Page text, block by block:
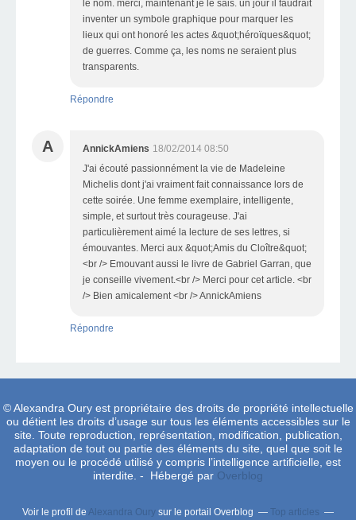
le nom. merci, maintenant je le sais. un jour il faudrait
inventer un symbole graphique pour marquer les
lieux qui ont honoré les actes &quot;héroïques&quot;
de guerres. Comme ça, les noms ne seraient plus
transparents.
Répondre
A AnnickAmiens 18/02/2014 08:50
J'ai écouté passionnément la vie de Madeleine
Michelis dont j'ai vraiment fait connaissance lors de
cette soirée. Une femme exemplaire, intelligente,
simple, et surtout très courageuse. J'ai
particulièrement aimé la lecture de ses lettres, si
émouvantes. Merci aux &quot;Amis du Cloître&quot;
<br /> Emouvant aussi le livre de Gabriel Garran, que
je conseille vivement.<br /> Merci pour cet article. <br
/> Bien amicalement <br /> AnnickAmiens
Répondre
© Alexandra Oury est propriétaire des droits de propriété intellectuelle
ou détient les droits d’usage sur tous les éléments accessibles sur le
site. Toute reproduction, représentation, modification, publication,
adaptation de tout ou partie des éléments du site, quel que soit le
moyen ou le procédé utilisé y compris l’intelligence artificielle, est
interdite. - Hébergé par Overblog
Voir le profil de Alexandra Oury sur le portail Overblog
Top articles